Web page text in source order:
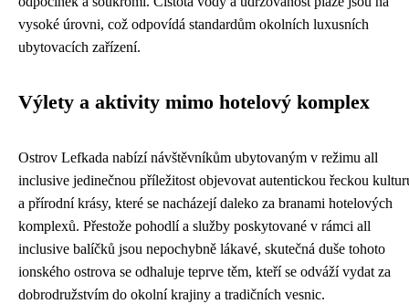
vysoké úrovni, což odpovídá standardům okolních luxusních
ubytovacích zařízení.
Výlety a aktivity mimo hotelový komplex
Ostrov Lefkada nabízí návštěvníkům ubytovaným v režimu all
inclusive jedinečnou příležitost objevovat autentickou řeckou
a přírodní krásy, které se nacházejí daleko za branami hotelových
komplexů. Přestože pohodlí a služby poskytované v rámci all
inclusive balíčků jsou nepochybně lákavé, skutečná duše tohoto
ionského ostrova se odhaluje teprve těm, kteří se odváží vydat za
dobrodružstvím do okolní krajiny a tradičních vesnic.